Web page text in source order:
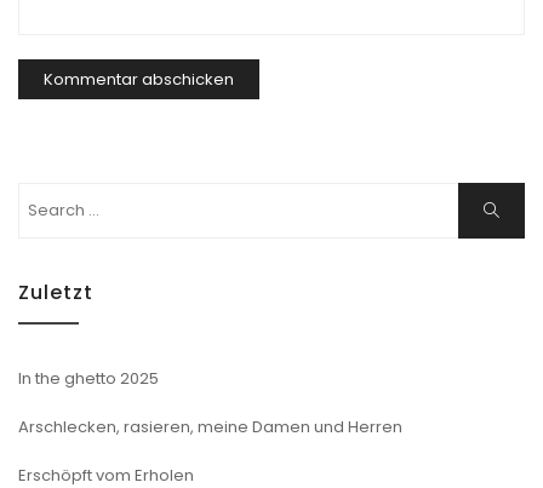
Search
Search
Zuletzt
In the ghetto 2025
Arschlecken, rasieren, meine Damen und Herren
Erschöpft vom Erholen